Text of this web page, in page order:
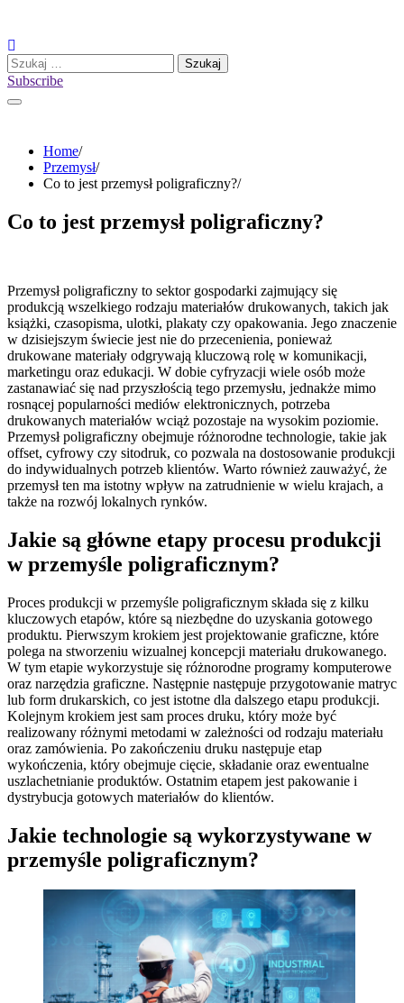
content
Szukaj:
Subscribe
Home
Przemysł
Co to jest przemysł poligraficzny?
Co to jest przemysł poligraficzny?
Przemysł poligraficzny to sektor gospodarki zajmujący się
produkcją wszelkiego rodzaju materiałów drukowanych, takich jak
książki, czasopisma, ulotki, plakaty czy opakowania. Jego znaczenie
w dzisiejszym świecie jest nie do przecenienia, ponieważ
drukowane materiały odgrywają kluczową rolę w komunikacji,
marketingu oraz edukacji. W dobie cyfryzacji wiele osób może
zastanawiać się nad przyszłością tego przemysłu, jednakże mimo
rosnącej popularności mediów elektronicznych, potrzeba
drukowanych materiałów wciąż pozostaje na wysokim poziomie.
Przemysł poligraficzny obejmuje różnorodne technologie, takie jak
offset, cyfrowy czy sitodruk, co pozwala na dostosowanie produkcji
do indywidualnych potrzeb klientów. Warto również zauważyć, że
przemysł ten ma istotny wpływ na zatrudnienie w wielu krajach, a
także na rozwój lokalnych rynków.
Jakie są główne etapy procesu produkcji
w przemyśle poligraficznym?
Proces produkcji w przemyśle poligraficznym składa się z kilku
kluczowych etapów, które są niezbędne do uzyskania gotowego
produktu. Pierwszym krokiem jest projektowanie graficzne, które
polega na stworzeniu wizualnej koncepcji materiału drukowanego.
W tym etapie wykorzystuje się różnorodne programy komputerowe
oraz narzędzia graficzne. Następnie następuje przygotowanie matryc
lub form drukarskich, co jest istotne dla dalszego etapu produkcji.
Kolejnym krokiem jest sam proces druku, który może być
realizowany różnymi metodami w zależności od rodzaju materiału
oraz zamówienia. Po zakończeniu druku następuje etap
wykończenia, który obejmuje cięcie, składanie oraz ewentualne
uszlachetnianie produktów. Ostatnim etapem jest pakowanie i
dystrybucja gotowych materiałów do klientów.
Jakie technologie są wykorzystywane w
przemyśle poligraficznym?